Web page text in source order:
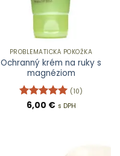
PROBLEMATICKÁ POKOŽKA
Ochranný krém na ruky s
magnéziom
Hodnotenie
(10)
6,00 € s DPH